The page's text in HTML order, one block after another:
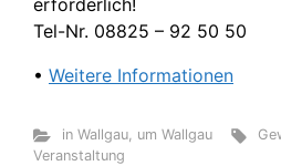
erforderlich!
Tel-Nr. 08825 – 92 50 50
• Weitere Informationen
in Wallgau, um Wallgau
Veranstaltung